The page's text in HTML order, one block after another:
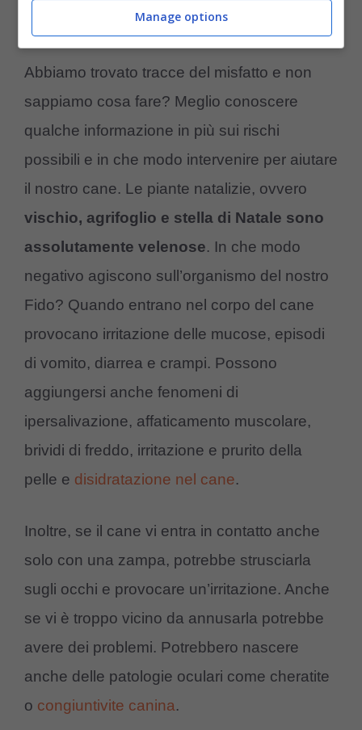
Abbiamo trovato tracce del misfatto e non
sappiamo cosa fare? Meglio conoscere
qualche informazione in più sui rischi
possibili e in che modo intervenire per aiutare
il nostro cane. Le piante natalizie, ovvero
vischio, agrifoglio e stella di Natale sono
assolutamente velenose. In che modo
negativo agiscono sull’organismo del nostro
Fido? Quando entrano nel corpo del cane
provocano irritazione delle mucose, episodi
di vomito, diarrea e crampi. Possono
aggiungersi anche fenomeni di
ipersalivazione, affaticamento muscolare,
brividi di freddo, irritazione e prurito della
pelle e disidratazione nel cane.
Inoltre, se il cane vi entra in contatto anche
solo con una zampa, potrebbe strusciarla
sugli occhi e provocare un’irritazione. Anche
se vi è troppo vicino da annusarla potrebbe
avere dei problemi. Potrebbero nascere
anche delle patologie oculari come cheratite
o congiuntivite canina.
Manage options